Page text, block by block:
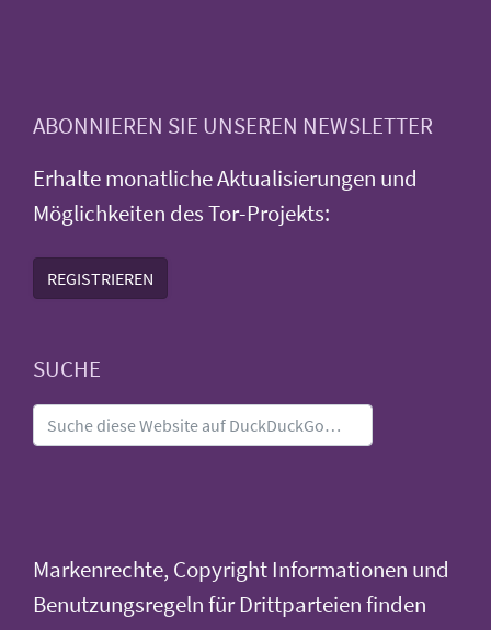
ABONNIEREN SIE UNSEREN NEWSLETTER
Erhalte monatliche Aktualisierungen und
Möglichkeiten des Tor-Projekts:
REGISTRIEREN
SUCHE
Markenrechte, Copyright Informationen und
Benutzungsregeln für Drittparteien finden